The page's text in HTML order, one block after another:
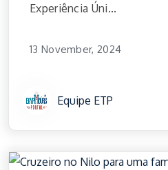
Experiência Úni...
13 November, 2024
Equipe ETP